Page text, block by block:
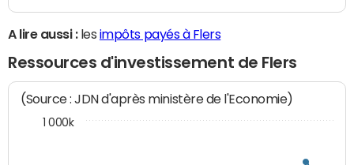
A lire aussi :les impôts payés à Flers
Ressources d'investissement de Flers
(Source : JDN d'après ministère de l'Economie)
1 000k